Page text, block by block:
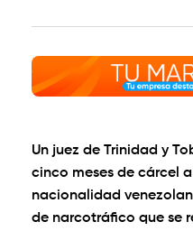
Un juez de Trinidad y
cinco meses de cárcel
nacionalidad
de narcotráfico que se